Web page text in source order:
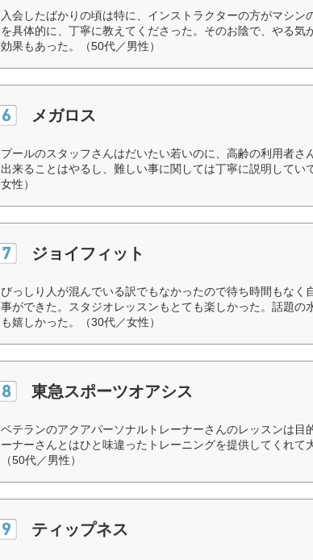
入会したばかりの頃は特に、インストラクターの方がマシン
を具体的に、丁寧に教えてくださった。そのお陰で、やる気
効果もあった。（50代／男性）
メガロス
プールのスタッフさんはだいたい若いのに、高齢の利用者さ
出来ることはやるし、難しい事に関しては丁寧に説明してい
女性）
ジョイフィット
びっしり人が混んでいる訳でもなかったので待ち時間もなく
事ができた。スタジオレッスンもとても楽しかった。話題の
も嬉しかった。（30代／女性）
東急スポーツオアシス
ベテランのアクアパーソナルトレーナーさんのレッスンは目
ーナーさんとはひと味違ったトレーニングを提供してくれて
（50代／男性）
ティップネス